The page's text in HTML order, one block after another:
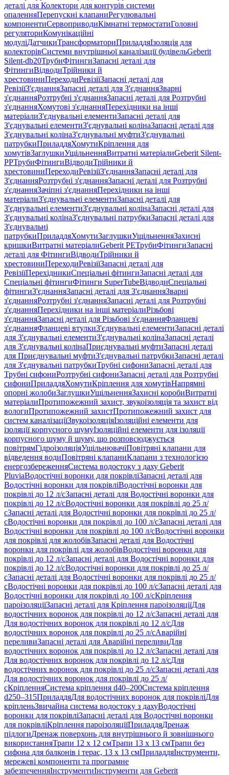
деталі для Колектори для контурів системи
опаленняПерепускні клапаниРегулювальні
компонентиСервоприводиКімнатні термостатиГоловні
регуляториКомунікаційні
модуліДатчикиТрансформаториПриладдяІзоляція для
колекторівСистеми внутрішньої каналізації будівельGeberit
Silent-db20ТрубиФітингиЗапасні деталі для
ФітингиВідводиТрійники й
хрестовиниПереходиРевізіїЗапасні деталі для
РевізіїЗ'єднанняЗапасні деталі для З'єднанняЗварні
з'єднанняРозтрубні з'єднанняЗапасні деталі для Розтрубні
з'єднанняХомутові з'єднанняПерехідники на інші
матеріалиЗ'єднувальні елементиЗапасні деталі для
З'єднувальні елементиЗ'єднувальні колінаЗапасні деталі для
З'єднувальні колінаЗ'єднувальні муфтиЗ'єднувальні
патрубкиПриладдяХомутиКріплення для
хомутівЗаглушкиУщільненняВитратні матеріалиGeberit Silent-
PPТрубиФітингиВідводиТрійники й
хрестовиниПереходиРевізіїЗ'єднанняЗапасні деталі для
З'єднанняРозтрубні з'єднанняЗапасні деталі для Розтрубні
з'єднанняЗачіпні з'єднанняПерехідники на інші
матеріалиЗ'єднувальні елементиЗапасні деталі для
З'єднувальні елементиЗ'єднувальні колінаЗапасні деталі для
З'єднувальні колінаЗ'єднувальні патрубкиЗапасні деталі для
З'єднувальні
патрубкиПриладдяХомутиЗаглушкиУщільненняЗахисні
кришкиВитратні матеріалиGeberit PEТрубиФітингиЗапасні
деталі для ФітингиВідводиТрійники й
хрестовиниПереходиРевізіїЗапасні деталі для
РевізіїПерехідникиСпеціальні фітингиЗапасні деталі для
Спеціальні фітингиФітинги SuperTubeВідводиСпеціальні
фітингиЗ'єднанняЗапасні деталі для З'єднанняЗварні
з'єднанняРозтрубні з'єднанняЗапасні деталі для Розтрубні
з'єднанняПерехідники на інші матеріалиРізьбові
з'єднанняЗапасні деталі для Різьбові з'єднанняФланцеві
з'єднанняФланцеві втулкиЗ'єднувальні елементиЗапасні деталі
для З'єднувальні елементиЗ'єднувальні колінаЗапасні деталі
для З'єднувальні колінаПриєднувальні муфтиЗапасні деталі
для Приєднувальні муфтиЗ'єднувальні патрубкиЗапасні деталі
для З'єднувальні патрубкиТрубні сифониЗапасні деталі для
Трубні сифониРозтрубні сифониЗапасні деталі для Розтрубні
сифониПриладдяХомутиКріплення для хомутівНапрямні
опорні жолобиЗаглушкиУщільненняЗахисні коробиВитратні
матеріалиПротипожежний захист, звукоізоляція та захист від
вологиПротипожежний захистПротипожежний захист для
систем каналізаціїЗвукоізоляціяІзоляційні елементи для
ізоляції корпусного шумуІзоляційні елементи для ізоляції
корпусного шуму й шуму, що розповсюджується
повітрямГідроізоляціяУщільнювачіПовітряні клапани для
відведення водиПовітряні клапаниКлапани з технологією
енергозбереженняСистема водостоку з даху Geberit
PluviaВодостічні воронки для покрівліЗапасні деталі для
Водостічні воронки для покрівліВодостічні воронки для
покрівлі до 12 л/сЗапасні деталі для Водостічні воронки для
покрівлі до 12 л/сВодостічні воронки для покрівлі до 25 л/
сЗапасні деталі для Водостічні воронки для покрівлі до 25 л/
сВодостічні воронки для покрівлі до 100 л/сЗапасні деталі для
Водостічні воронки для покрівлі до 100 л/сВодостічні воронки
для покрівлі для жолобівЗапасні деталі для Водостічні
воронки для покрівлі для жолобівВодостічні воронки для
покрівлі до 12 л/сЗапасні деталі для Водостічні воронки для
покрівлі до 12 л/сВодостічні воронки для покрівлі до 25 л/
сЗапасні деталі для Водостічні воронки для покрівлі до 25 л/
сВодостічні воронки для покрівлі до 100 л/сЗапасні деталі для
Водостічні воронки для покрівлі до 100 л/сКріплення
пароізоляціїЗапасні деталі для Кріплення пароізоляціїДля
водостічних воронок для покрівлі до 12 л/сЗапасні деталі для
Для водостічних воронок для покрівлі до 12 л/сДля
водостічних воронок для покрівлі до 25 л/сАварійні
переливиЗапасні деталі для Аварійні переливиДля
водостічних воронок для покрівлі до 12 л/сЗапасні деталі для
Для водостічних воронок для покрівлі до 12 л/сДля
водостічних воронок для покрівлі до 25 л/сЗапасні деталі для
Для водостічних воронок для покрівлі до 25 л/
сКріпленняСистема кріплення d40–200Система кріплення
d250–315ПриладдяДля водостічних воронок для покрівліДля
кріпленьЗвичайна система водостоку з дахуВодостічні
воронки для покрівліЗапасні деталі для Водостічні воронки
для покрівліКріплення пароізоляціїПриладдяДренаж
підлогиДренаж поверхонь для внутрішнього й зовнішнього
використанняТрапи 12 x 12 смТрапи 13 x 13 смТрапи без
сифона для балконів і терас, 13 x 13 смПриладдяІнструменти,
мережеві компоненти та програмне
забезпеченняІнструментиІнструменти для Geberit